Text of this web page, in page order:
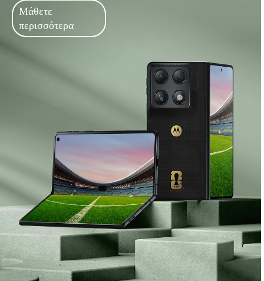
Μάθετε
περισσότερα